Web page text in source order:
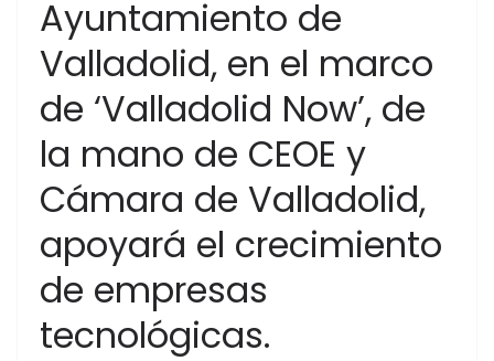
Ayuntamiento de
Valladolid, en el marco
de ‘Valladolid Now’, de
la mano de CEOE y
Cámara de Valladolid,
apoyará el crecimiento
de empresas
tecnológicas.